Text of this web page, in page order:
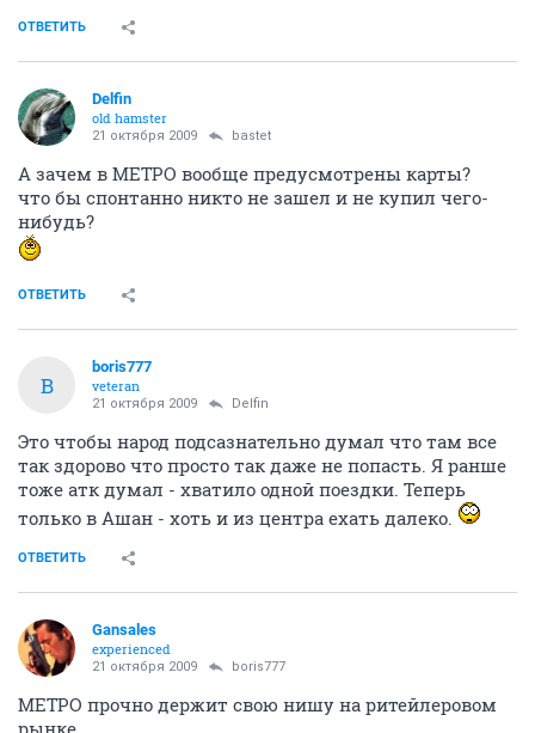
ОТВЕТИТЬ
Delfin
old hamster
21 октября 2009 bastet
А зачем в МЕТРО вообще предусмотрены карты?
что бы спонтанно никто не зашел и не купил чего-
нибудь?
ОТВЕТИТЬ
B
boris777
veteran
21 октября 2009 Delfin
Это чтобы народ подсазнательно думал что там все
так здорово что просто так даже не попасть. Я ранше
тоже атк думал - хватило одной поездки. Теперь
только в Ашан - хоть и из центра ехать далеко.
ОТВЕТИТЬ
Gansales
experienced
21 октября 2009 boris777
МЕТРО прочно держит свою нишу на ритейлеровом
рынке.